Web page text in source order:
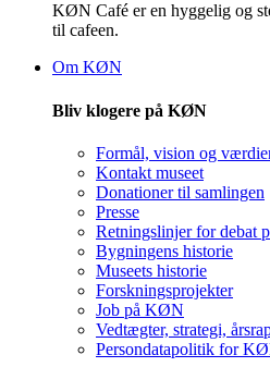
KØN Café er en hyggelig og
til cafeen.
Om KØN
Bliv klogere på KØN
Formål, vision og
Kontakt museet
Donationer til samlingen
Presse
Retningslinjer for debat
Bygningens historie
Museets historie
Forskningsprojekter
Job på KØN
Vedtægter, strategi,
Persondatapolitik for